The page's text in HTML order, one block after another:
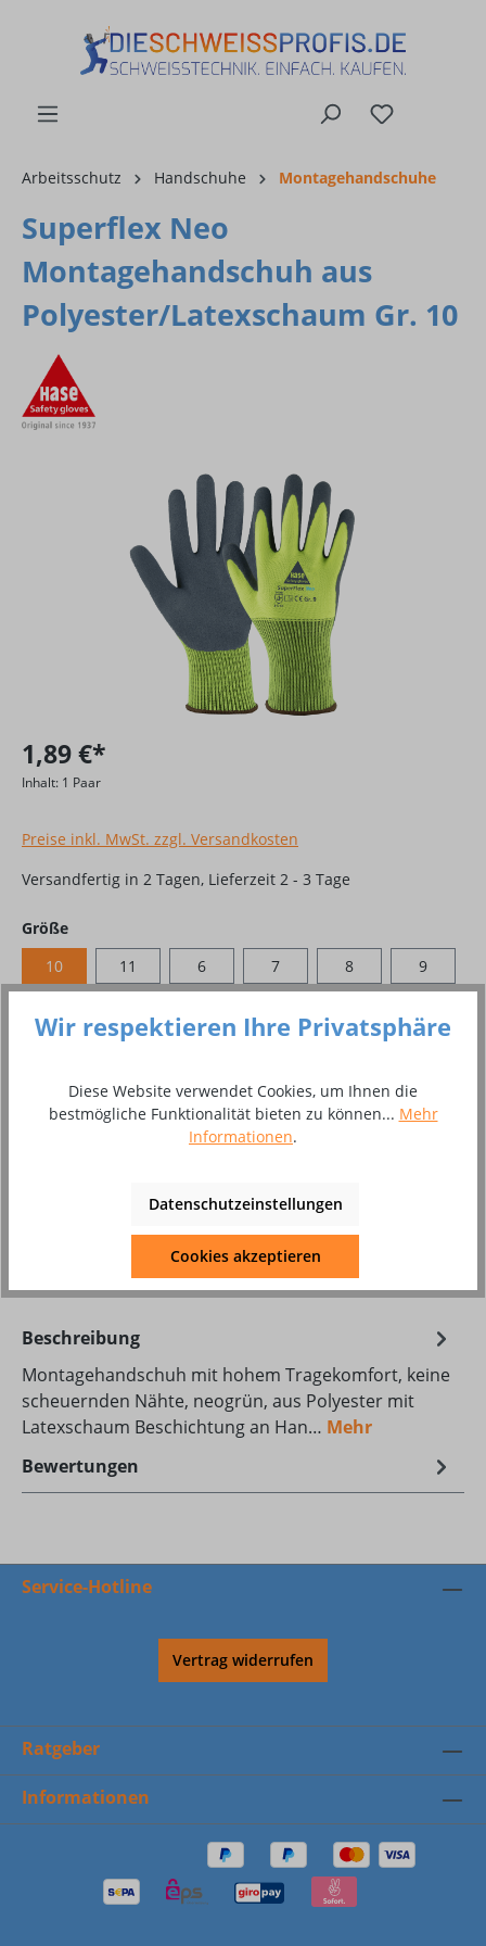
Arbeitsschutz Handschuhe Montagehandschuhe
Superflex Neo
Montagehandschuh aus
Polyester/Latexschaum Gr. 10
Bildergalerie überspringen
1,89 €*
Inhalt: 1 Paar
Preise inkl. MwSt. zzgl. Versandkosten
Versandfertig in 2 Tagen, Lieferzeit 2 - 3 Tage
Größeauswählen
10
11 6 7 8 9
Produkt Anzahl: Gib den gewünschten
In den Warenkorb
Zum Merkzettel hinzufügen
Produktdatenblatt Download
DAT_KON_Superflex_Neo_508616.pdf
Beschreibung
Montagehandschuh mit hohem Tragekomfort, keine
scheuernden Nähte, neogrün, aus Polyester mit
Latexschaum Beschichtung an Han… Mehr
Bewertungen
Service-Hotline
Vertrag widerrufen
Ratgeber
Informationen
Wir respektieren Ihre Privatsphäre
Diese Website verwendet Cookies, um Ihnen die
bestmögliche Funktionalität bieten zu können... Mehr
Informationen.
Datenschutzeinstellungen
Cookies akzeptieren